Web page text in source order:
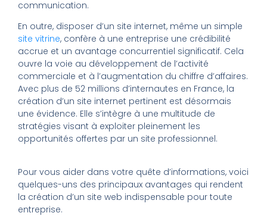
communication.
En outre, disposer d’un site internet, même un simple
site vitrine, confère à une entreprise une crédibilité
accrue et un avantage concurrentiel significatif. Cela
ouvre la voie au développement de l’activité
commerciale et à l’augmentation du chiffre d’affaires.
Avec plus de 52 millions d’internautes en France, la
création d’un site internet pertinent est désormais
une évidence. Elle s’intègre à une multitude de
stratégies visant à exploiter pleinement les
opportunités offertes par un site professionnel.
Pour vous aider dans votre quête d’informations, voici
quelques-uns des principaux avantages qui rendent
la création d’un site web indispensable pour toute
entreprise.